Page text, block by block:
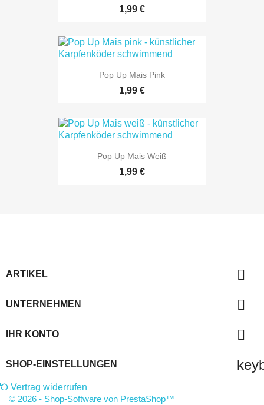
1,99 €
Pop Up Mais Pink
1,99 €
Pop Up Mais Weiß
1,99 €
ARTIKEL 
UNTERNEHMEN 
IHR KONTO 
SHOP-EINSTELLUNGEN
Vertrag widerrufen
© 2026 - Shop-Software von PrestaShop™